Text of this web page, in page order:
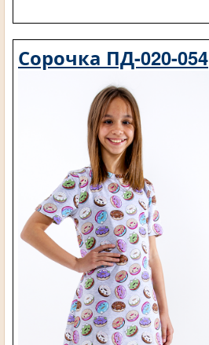
Сорочка ПД-020-054